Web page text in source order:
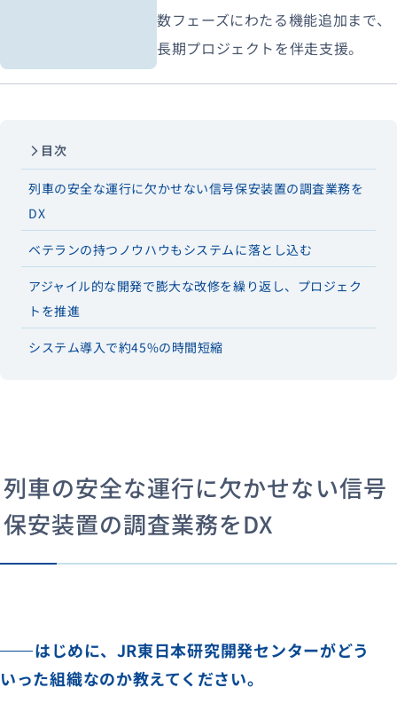
数フェーズにわたる機能追加まで、
長期プロジェクトを伴走支援。
目次
列車の安全な運行に欠かせない信号保安装置の調査業務を
DX
ベテランの持つノウハウもシステムに落とし込む
アジャイル的な開発で膨大な改修を繰り返し、プロジェク
トを推進
システム導入で約45%の時間短縮
列車の安全な運行に欠かせない信号
保安装置の調査業務をDX
はじめに、JR東日本研究開発センターがどう
いった組織なのか教えてください。